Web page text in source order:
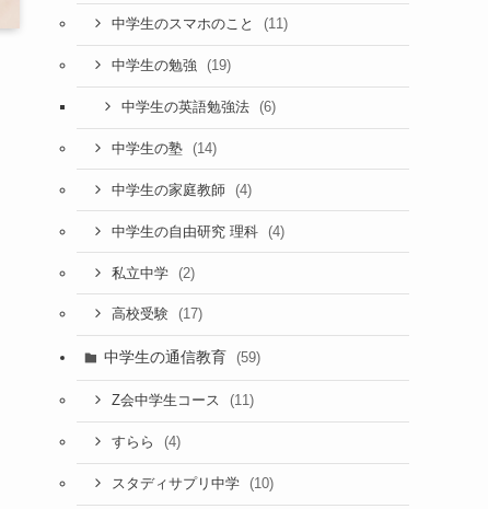
中学生のスマホのこと (11)
中学生の勉強 (19)
中学生の英語勉強法 (6)
中学生の塾 (14)
中学生の家庭教師 (4)
中学生の自由研究 理科 (4)
私立中学 (2)
高校受験 (17)
中学生の通信教育 (59)
Z会中学生コース (11)
すらら (4)
スタディサプリ中学 (10)